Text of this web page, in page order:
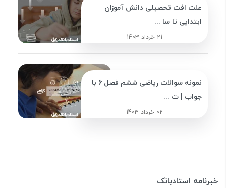
علت افت تحصیلی دانش آموزان
ابتدایی تا سا ...
21 خرداد 1403
نمونه سوالات ریاضی ششم فصل 6 با
جواب | ت ...
02 خرداد 1403
خبرنامه استادبانک